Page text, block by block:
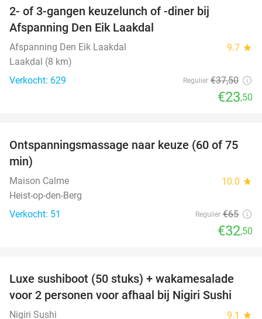
2- of 3-gangen keuzelunch of -diner bij
Afspanning Den Eik Laakdal
Afspanning Den Eik Laakdal 9.7 star
Laakdal (8 km)
Verkocht: 629
Regulier €37,50
€23,50
50%
Ontspanningsmassage naar keuze (60 of 75
min)
Maison Calme 10.0 star
Heist-op-den-Berg
Verkocht: 51
Regulier €65
€32,50
55%
Luxe sushiboot (50 stuks) + wakamesalade
voor 2 personen voor afhaal bij Nigiri Sushi
Nigiri Sushi 9.1 star